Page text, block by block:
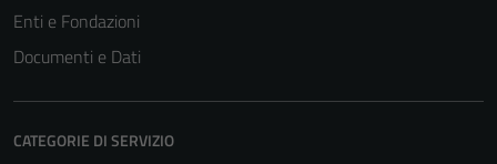
Enti e Fondazioni
Documenti e Dati
CATEGORIE DI SERVIZIO